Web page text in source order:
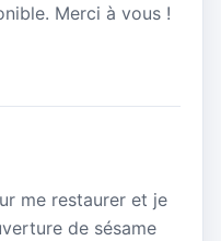
Merci à vous !
me restaurer et je
de sésame